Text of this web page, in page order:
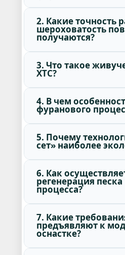
2. Какие точность
шероховатость
получаются?
3. Что такое
ХТС?
4. В чем
фуранового
5. Почему
сет» наиболее
6. Как
регенерация песка
процесса?
7. Какие
предъявляют к
оснастке?